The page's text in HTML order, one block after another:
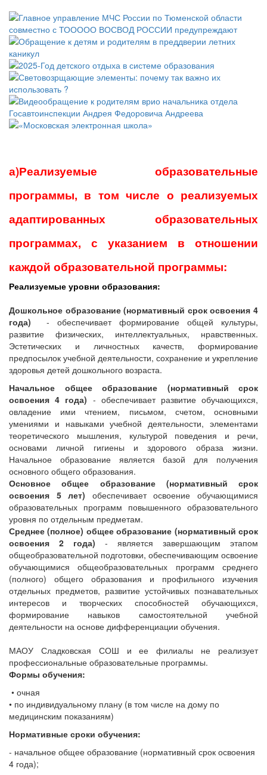
а)Реализуемые образовательные
программы, в том числе о реализуемых
адаптированных образовательных
программах, с указанием в отношении
каждой образовательной программы:
Реализуемые уровни образования:
Дошкольное образование (нормативный срок освоения 4
года)
- обеспечивает формирование общей культуры,
развитие физических, интеллектуальных, нравственных.
Эстетических и личностных качеств, формирование
предпосылок учебной деятельности, сохранение и укрепление
здоровья детей дошкольного возраста.
Начальное общее образование (нормативный срок
освоения 4 года) - обеспечивает развитие обучающихся,
овладение ими чтением, письмом, счетом, основными
умениями и навыками учебной деятельности, элементами
теоретического мышления, культурой поведения и речи,
основами личной гигиены и здорового образа жизни.
Начальное образование является базой для получения
основного общего образования.
Основное общее образование (нормативный срок
освоения 5 лет) обеспечивает освоение обучающимися
образовательных программ повышенного образовательного
уровня по отдельным предметам.
Среднее (полное) общее образование (нормативный срок
освоения 2 года) - является завершающим этапом
общеобразовательной подготовки, обеспечивающим освоение
обучающимися общеобразовательных программ среднего
(полного) общего образования и профильного изучения
отдельных предметов, развитие устойчивых познавательных
интересов и творческих способностей обучающихся,
формирование навыков самостоятельной учебной
деятельности на основе дифференциации обучения.
МАОУ Сладковская СОШ и ее филиалы не реализует
профессиональные образовательные программы.
Формы обучения:
• очная
• по индивидуальному плану (в том числе на дому по
медицинским показаниям)
Нормативные сроки обучения:
- начальное общее образование (нормативный срок освоения
4 года);